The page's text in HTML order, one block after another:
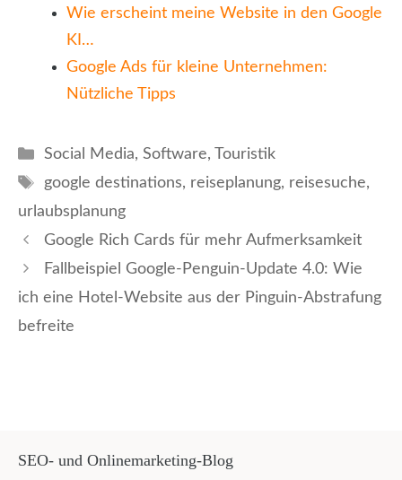
Wie erscheint meine Website in den Google
KI…
Google Ads für kleine Unternehmen:
Nützliche Tipps
Kategorien
Social Media, Software,
Touristik
Schlagwörter
google destinations, reiseplanung, reisesuche,
urlaubsplanung
Google Rich Cards für mehr Aufmerksamkeit
Fallbeispiel Google-Penguin-Update 4.0: Wie
ich eine Hotel-Website aus der Pinguin-Abstrafung
befreite
SEO- und Onlinemarketing-Blog